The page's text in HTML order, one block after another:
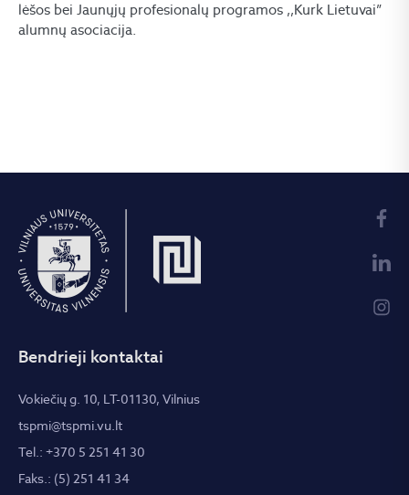
lėšos bei Jaunųjų profesionalų programos ,,Kurk Lietuvai”
alumnų asociacija.
Bendrieji kontaktai
Vokiečių g. 10, LT-01130, Vilnius
tspmi@tspmi.vu.lt
Tel.: +370 5 251 41 30
Faks.: (5) 251 41 34